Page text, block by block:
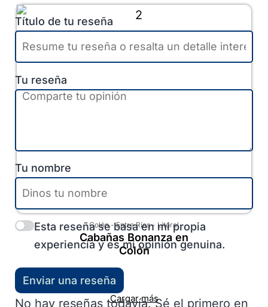
Colón-Entre Ríos- Litoral
Cabañas Bonanza en
Colón
Cargar más
Título de tu reseña
Tu reseña
Tu nombre
Esta reseña se basa en mi propia
experiencia y es mi opinión genuina.
Enviar una reseña
No hay reseñas todavía. Sé el primero en